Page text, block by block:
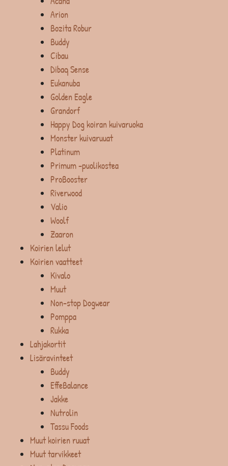
Arion
Bozita Robur
Buddy
Cibau
Dibaq Sense
Eukanuba
Golden Eagle
Grandorf
Happy Dog koiran kuivaruoka
Monster kuivaruuat
Platinum
Primum -puolikostea
ProBooster
Riverwood
Valio
Woolf
Zaaron
Koirien lelut
Koirien vaatteet
Kivalo
Muut
Non-stop Dogwear
Pomppa
Rukka
Lahjakortit
Lisäravinteet
Buddy
EffeBalance
Jakke
Nutrolin
Tassu Foods
Muut koirien ruuat
Muut tarvikkeet